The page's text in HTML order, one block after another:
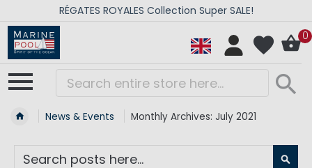
RÉGATES ROYALES Collection Super SALE!
0
News & Events Monthly Archives: July 2021